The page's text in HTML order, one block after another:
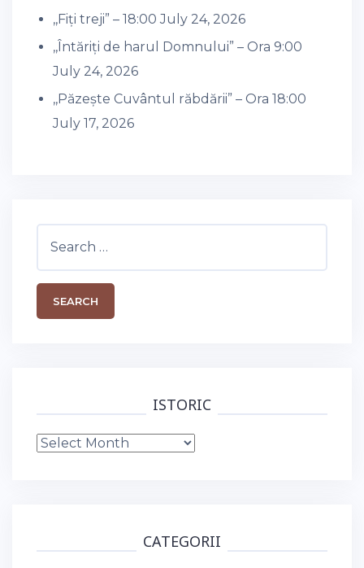
,,Fiți treji” – 18:00 July 24, 2026
,,Întăriți de harul Domnului” – Ora 9:00
July 24, 2026
,,Păzește Cuvântul răbdării” – Ora 18:00
July 17, 2026
ISTORIC
Istoric
CATEGORII